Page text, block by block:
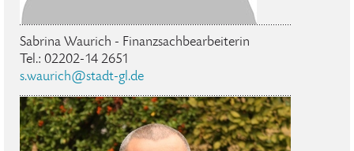
Sabrina Waurich - Finanzsachbearbeiterin
Tel.: 02202-14 2651
s.waurich@stadt-gl.de